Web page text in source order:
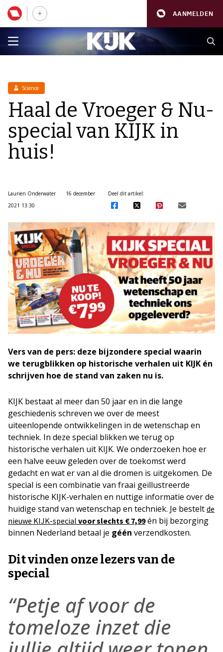
AANMELDEN
Science
Haal de Vroeger & Nu-
special van KIJK in
huis!
Laurien Onderwater
16 december
2021 13:30
Deel dit artikel:
Vers van de pers: deze bijzondere special waarin
we terugblikken op historische verhalen uit KIJK én
schrijven hoe de stand van zaken nu is.
KIJK bestaat al meer dan 50 jaar en in die lange
geschiedenis schreven we over de meest
uiteenlopende ontwikkelingen in de wetenschap en
techniek. In deze special blikken we terug op
historische verhalen uit KIJK. We onderzoeken hoe er
een halve eeuw geleden over de toekomst werd
gedacht en wat er van al die dromen is uitgekomen. De
special is een combinatie van fraai geïllustreerde
historische KIJK-verhalen en nuttige informatie over de
huidige stand van wetenschap en techniek. Je bestelt de
nieuwe KIJK-special voor slechts € 7,99én bij bezorging
binnen Nederland betaal je géén verzendkosten.
Dit vinden onze lezers van de
special
“Petje af voor de
tomeloze inzet die